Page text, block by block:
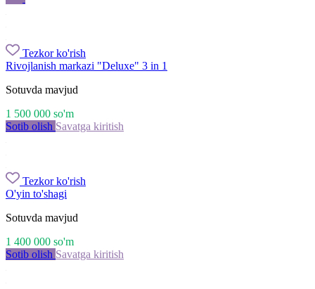
Tezkor ko'rish
Rivojlanish markazi "Deluxe" 3 in 1
Sotuvda mavjud
1 500 000 so'm
Sotib olish Savatga kiritish
Tezkor ko'rish
O'yin to'shagi
Sotuvda mavjud
1 400 000 so'm
Sotib olish Savatga kiritish